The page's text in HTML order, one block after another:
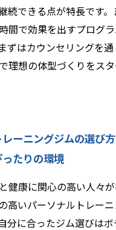
続できる点が特長です
間で効果を出すプログ
ずはカウンセリングを
理想の体型づくりをス
ーニングジムの選び
たりの環境
健康に関心の高い人々
高いパーソナルトレー
分に合ったジム選びは